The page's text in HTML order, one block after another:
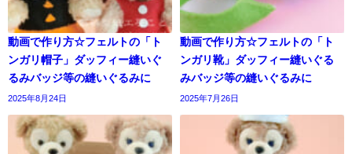
動画で作り方☆フェルトの「ト
ンガリ帽子」ダッフィー縫いぐ
るみバッジ等の縫いぐるみに
2025年8月24日
動画で作り方☆フェルトの「ト
ンガリ靴」ダッフィー縫いぐる
みバッジ等の縫いぐるみに
2025年7月26日